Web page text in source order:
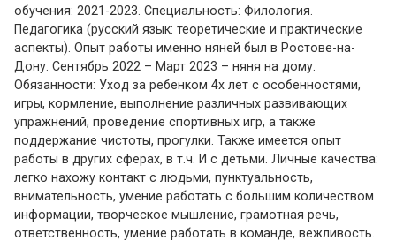
обучения: 2021-2023. Специальность: Филология.
Педагогика (русский язык: теоретические и практические
аспекты). Опыт работы именно няней был в Ростове-на-
Дону. Сентябрь 2022 – Март 2023 – няня на дому.
Обязанности: Уход за ребенком 4х лет с особенностями,
игры, кормление, выполнение различных развивающих
упражнений, проведение спортивных игр, а также
поддержание чистоты, прогулки. Также имеется опыт
работы в других сферах, в т.ч. И с детьми. Личные качества:
легко нахожу контакт с людьми, пунктуальность,
внимательность, умение работать с большим количеством
информации, творческое мышление, грамотная речь,
ответственность, умение работать в команде, вежливость.